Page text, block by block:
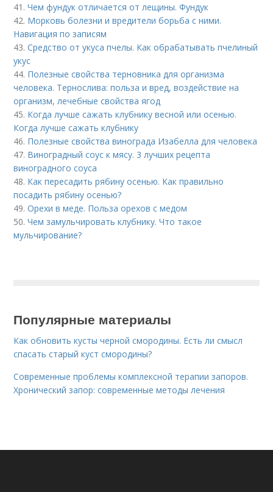
41.Чем фундук отличается от лещины. Фундук
42. Морковь болезни и вредители борьба с ними.
Навигация по записям
43.Средство от укуса пчелы. Как обрабатывать пчелиный
укус
44. Полезные свойства терновника для организма
человека. Тернослива: польза и вред, воздействие на
организм, лечебные свойства ягод
45. Когда лучше сажать клубнику весной или осенью.
Когда лучше сажать клубнику
46. Полезные свойства винограда Изабелла для человека
47. Виноградный соус к мясу. 3 лучших рецепта
виноградного соуса
48. Как пересадить рябину осенью. Как правильно
посадить рябину осенью?
49.Орехи в меде. Польза орехов с медом
50.Чем замульчировать клубнику. Что такое
мульчирование?
Популярные материалы
Как обновить кусты черной смородины. Есть ли смысл
спасать старый куст смородины?
Современные проблемы комплексной терапии запоров.
Хронический запор: современные методы лечения